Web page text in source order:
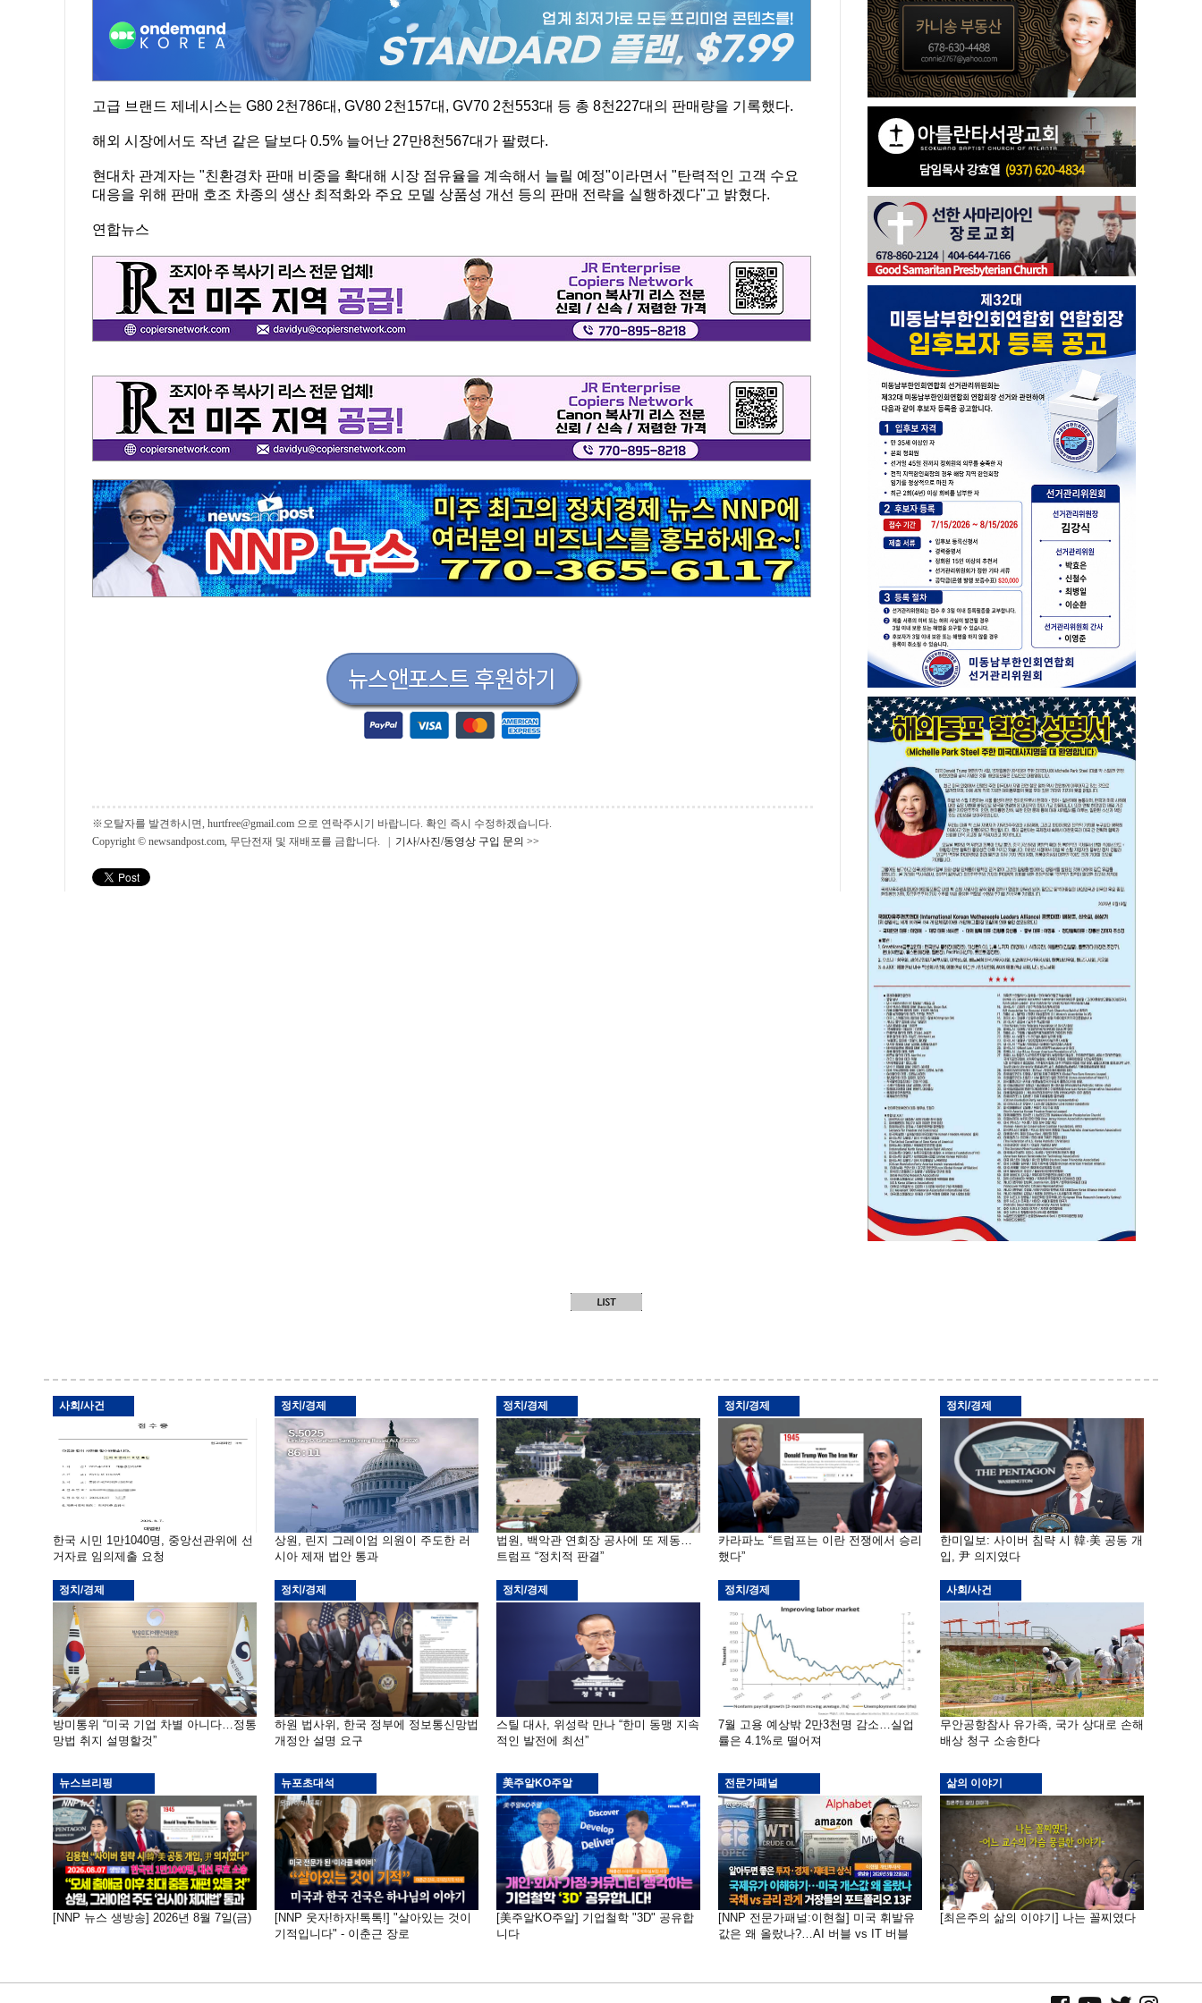
고급 브랜드 제네시스는 G80 2천786대, GV80 2천157대, GV70 2천553대 등 총 8천227대의 판매량을 기록했다.
해외 시장에서도 작년 같은 달보다 0.5% 늘어난 27만8천567대가 팔렸다.
현대차 관계자는 "친환경차 판매 비중을 확대해 시장 점유율을 계속해서 늘릴 예정"이라면서 "탄력적인 고객 수요
대응을 위해 판매 호조 차종의 생산 최적화와 주요 모델 상품성 개선 등의 판매 전략을 실행하겠다"고 밝혔다.
연합뉴스
※오탈자를 발견하시면, hurtfree@gmail.com 으로 연락주시기 바랍니다. 확인 즉시 수정하겠습니다.
Copyright © newsandpost.com, 무단전재 및 재배포를 금합니다. | 기사/사진/동영상 구입 문의 >>
사회/사건
한국 시민 1만1040명, 중앙선관위에 선
거자료 임의제출 요청
정치/경제
상원, 린지 그레이엄 의원이 주도한 러
시아 제재 법안 통과
정치/경제
법원, 백악관 연회장 공사에 또 제동…
트럼프 “정치적 판결”
정치/경제
카라파노 “트럼프는 이란 전쟁에서 승리
했다”
정치/경제
한미일보: 사이버 침략 시 韓·美 공동 개
입, 尹 의지였다
정치/경제
방미통위 “미국 기업 차별 아니다…정통
망법 취지 설명할것”
정치/경제
하원 법사위, 한국 정부에 정보통신망법
개정안 설명 요구
정치/경제
스틸 대사, 위성락 만나 “한미 동맹 지속
적인 발전에 최선”
정치/경제
7월 고용 예상밖 2만3천명 감소…실업
률은 4.1%로 떨어져
사회/사건
무안공항참사 유가족, 국가 상대로 손해
배상 청구 소송한다
뉴스브리핑
[NNP 뉴스 생방송] 2026년 8월 7일(금)
뉴포초대석
[NNP 웃자!하자!톡톡!] "살아있는 것이
기적입니다" - 이춘근 장로
美주알KO주알
[美주알KO주알] 기업철학 "3D" 공유합
니다
전문가패널
[NNP 전문가패널:이현철] 미국 휘발유
값은 왜 올랐나?…AI 버블 vs IT 버블
삶의 이야기
[최은주의 삶의 이야기] 나는 꼴찌였다